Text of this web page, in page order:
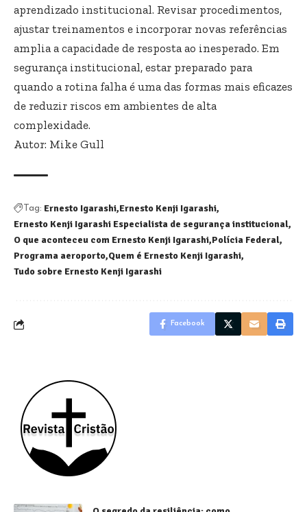
aprendizado institucional. Revisar procedimentos,
ajustar treinamentos e incorporar novas referências
amplia a capacidade de resposta ao inesperado. Em
segurança institucional, estar preparado para
quando a rotina falha é uma das formas mais eficazes
de reduzir riscos em ambientes de alta
complexidade.
Autor: Mike Gull
Tag: Ernesto Igarashi Ernesto Kenji Igarashi
Ernesto Kenji Igarashi Especialista de segurança institucional
O que aconteceu com Ernesto Kenji Igarashi Polícia Federal
Programa aeroporto Quem é Ernesto Kenji Igarashi
Tudo sobre Ernesto Kenji Igarashi
Facebook